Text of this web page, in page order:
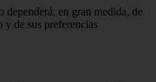
dependerá, en gran medida, de
y de sus preferencias